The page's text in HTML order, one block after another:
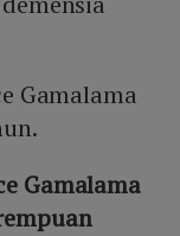
Gamalama
Gamalama